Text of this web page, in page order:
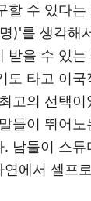
할 수 있다
)'를 생각해
받을 수 있는
도 타고 이
고의 선택이
들이 뛰어
남들이 스
에서 셀프